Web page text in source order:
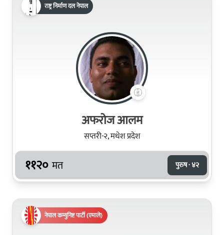
राष्ट्र निर्माण दल नेपाल
अफरोज आलम
सप्तरी-२, मधेश प्रदेश
११२० मत पुरुष · ४२
नेपाल कम्युनिष्ट पार्टी (एमाले)